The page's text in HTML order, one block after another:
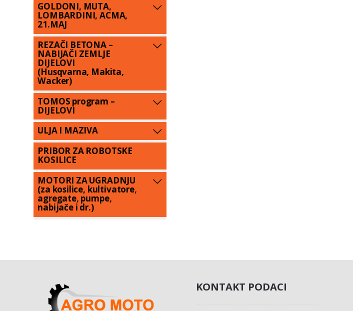
GOLDONI, MUTA,
LOMBARDINI, ACMA,
21.MAJ
REZAČI BETONA –
NABIJAČI ZEMLJE
DIJELOVI
(Husqvarna, Makita,
Wacker)
TOMOS program –
DIJELOVI
ULJA I MAZIVA
PRIBOR ZA ROBOTSKE
KOSILICE
MOTORI ZA UGRADNJU
(za kosilice, kultivatore,
agregate, pumpe,
nabijače i dr.)
KONTAKT PODACI